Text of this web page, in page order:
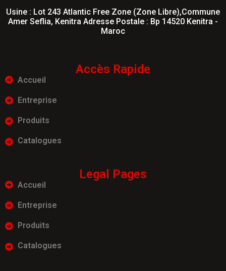
Usine : Lot 243 Atlantic Free Zone (Zone Libre),Commune
Amer Seflia, Kenitra Adresse Postale : Bp 14520 Kenitra -
Maroc
Accès Rapide
Accueil
Entreprise
Produits
Catalogues
Legal Pages
Accueil
Entreprise
Produits
Catalogues